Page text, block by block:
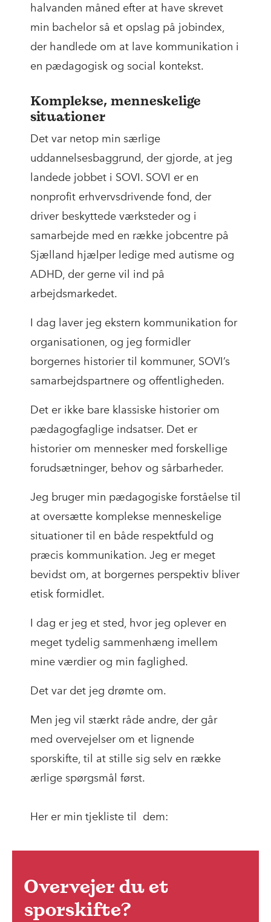
halvanden måned efter at have skrevet
min bachelor så et opslag på jobindex,
der handlede om at lave kommunikation i
en pædagogisk og social kontekst.
Komplekse, menneskelige
situationer
Det var netop min særlige
uddannelsesbaggrund, der gjorde, at jeg
landede jobbet i SOVI. SOVI er en
nonprofit erhvervsdrivende fond, der
driver beskyttede værksteder og i
samarbejde med en række jobcentre på
Sjælland hjælper ledige med autisme og
ADHD, der gerne vil ind på
arbejdsmarkedet.
I dag laver jeg ekstern kommunikation for
organisationen, og jeg formidler
borgernes historier til kommuner, SOVI’s
samarbejdspartnere og offentligheden.
Det er ikke bare klassiske historier om
pædagogfaglige indsatser. Det er
historier om mennesker med forskellige
forudsætninger, behov og sårbarheder.
Jeg bruger min pædagogiske forståelse til
at oversætte komplekse menneskelige
situationer til en både respektfuld og
præcis kommunikation. Jeg er meget
bevidst om, at borgernes perspektiv bliver
etisk formidlet.
I dag er jeg et sted, hvor jeg oplever en
meget tydelig sammenhæng imellem
mine værdier og min faglighed.
Det var det jeg drømte om.
Men jeg vil stærkt råde andre, der går
med overvejelser om et lignende
sporskifte, til at stille sig selv en række
ærlige spørgsmål først.
Her er min tjekliste til dem:
Overvejer du et
sporskifte?